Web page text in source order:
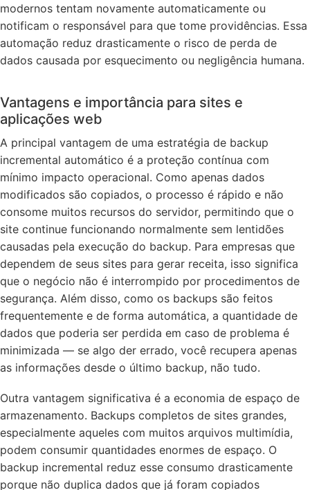
modernos tentam novamente automaticamente ou
notificam o responsável para que tome providências. Essa
automação reduz drasticamente o risco de perda de
dados causada por esquecimento ou negligência humana.
Vantagens e importância para sites e
aplicações web
A principal vantagem de uma estratégia de backup
incremental automático é a proteção contínua com
mínimo impacto operacional. Como apenas dados
modificados são copiados, o processo é rápido e não
consome muitos recursos do servidor, permitindo que o
site continue funcionando normalmente sem lentidões
causadas pela execução do backup. Para empresas que
dependem de seus sites para gerar receita, isso significa
que o negócio não é interrompido por procedimentos de
segurança. Além disso, como os backups são feitos
frequentemente e de forma automática, a quantidade de
dados que poderia ser perdida em caso de problema é
minimizada — se algo der errado, você recupera apenas
as informações desde o último backup, não tudo.
Outra vantagem significativa é a economia de espaço de
armazenamento. Backups completos de sites grandes,
especialmente aqueles com muitos arquivos multimídia,
podem consumir quantidades enormes de espaço. O
backup incremental reduz esse consumo drasticamente
porque não duplica dados que já foram copiados